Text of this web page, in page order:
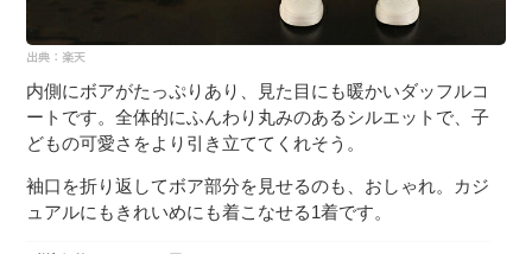
内側にボアがたっぷりあり、見た目にも暖かいダッフルコ
ートです。全体的にふんわり丸みのあるシルエットで、子
どもの可愛さをより引き立ててくれそう。
袖口を折り返してボア部分を見せるのも、おしゃれ。カジ
ュアルにもきれいめにも着こなせる1着です。